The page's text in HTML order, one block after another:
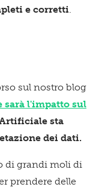
e corretti
sul nostro blog
sarà l'impatto sul
sta
dei dati.
di grandi moli di
prendere delle